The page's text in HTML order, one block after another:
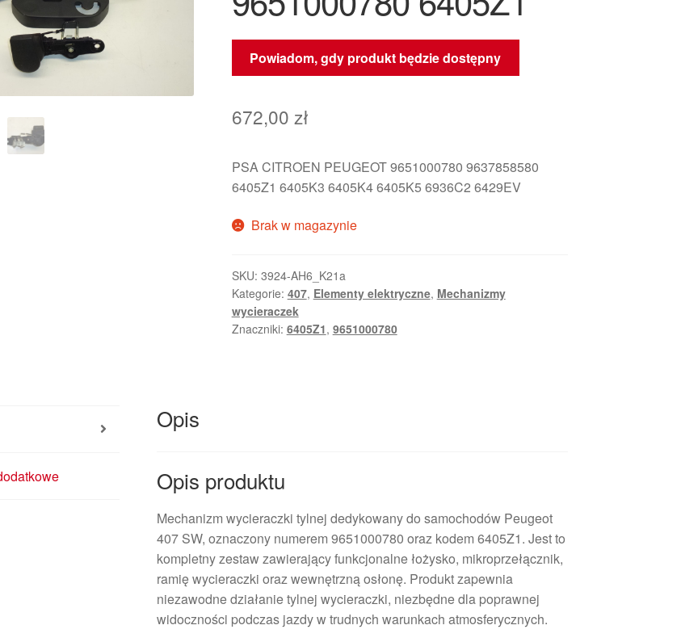
Powiadom, gdy produkt będzie dostępny
672,00 zł
PSA CITROEN PEUGEOT 9651000780 9637858580
6405Z1 6405K3 6405K4 6405K5 6936C2 6429EV
Brak w magazynie
SKU: 3924-AH6_K21a
Kategorie: 407, Elementy elektryczne, Mechanizmy
wycieraczek
Znaczniki: 6405Z1, 9651000780
Opis
Opis produktu
Mechanizm wycieraczki tylnej dedykowany do samochodów Peugeot
407 SW, oznaczony numerem 9651000780 oraz kodem 6405Z1. Jest to
kompletny zestaw zawierający funkcjonalne łożysko, mikroprzełącznik,
ramię wycieraczki oraz wewnętrzną osłonę. Produkt zapewnia
niezawodne działanie tylnej wycieraczki, niezbędne dla poprawnej
widoczności podczas jazdy w trudnych warunkach atmosferycznych.